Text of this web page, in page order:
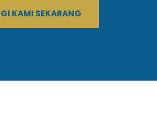
KAMI SEKARANG